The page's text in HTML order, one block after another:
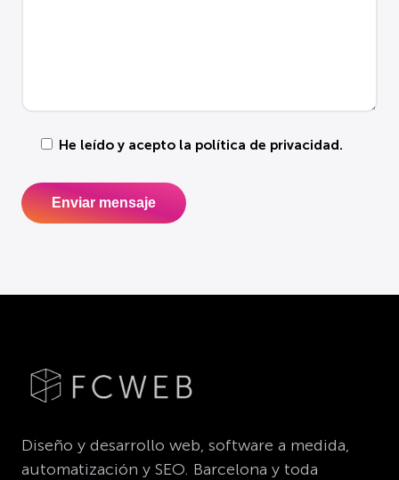
He leído y acepto la política de privacidad.
Diseño y desarrollo web, software a medida,
automatización y SEO. Barcelona y toda